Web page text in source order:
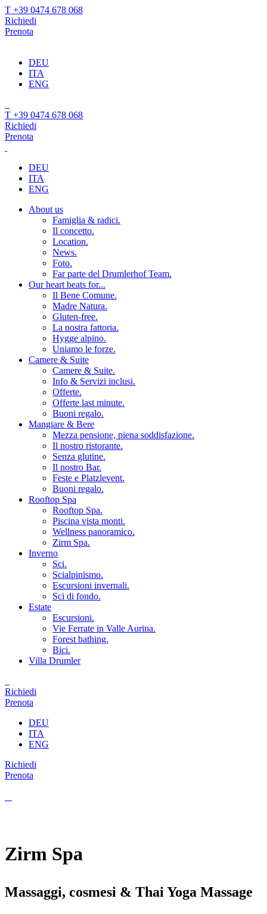
T +39 0474 678 068
Richiedi
Prenota
DEU
ITA
ENG
T +39 0474 678 068
Richiedi
Prenota
DEU
ITA
ENG
About us
Famiglia & radici.
Il concetto.
Location.
News.
Foto.
Far parte del Drumlerhof Team.
Our heart beats for...
Il Bene Comune.
Madre Natura.
Gluten-free.
La nostra fattoria.
Hygge alpino.
Uniamo le forze.
Camere & Suite
Camere & Suite.
Info & Servizi inclusi.
Offerte.
Offerte last minute.
Buoni regalo.
Mangiare & Bere
Mezza pensione, piena soddisfazione.
Il nostro ristorante.
Senza glutine.
Il nostro Bar.
Feste e Platzlevent.
Buoni regalo.
Rooftop Spa
Rooftop Spa.
Piscina vista monti.
Wellness panoramico.
Zirm Spa.
Inverno
Sci.
Scialpinismo.
Escursioni invernali.
Sci di fondo.
Estate
Escursioni.
Vie Ferrate in Valle Aurina.
Forest bathing.
Bici.
Villa Drumler
Richiedi
Prenota
DEU
ITA
ENG
Richiedi
Prenota
Zirm Spa
Massaggi, cosmesi & Thai Yoga Massage